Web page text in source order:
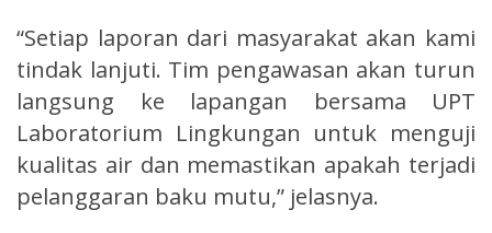
“Setiap laporan dari masyarakat akan kami
tindak lanjuti. Tim pengawasan akan turun
langsung ke lapangan bersama UPT
Laboratorium Lingkungan untuk menguji
kualitas air dan memastikan apakah terjadi
pelanggaran baku mutu,” jelasnya.